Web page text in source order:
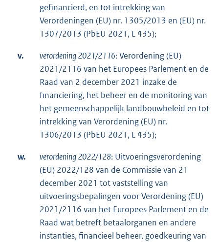
gefinancierd, en tot intrekking van
Verordeningen (EU) nr. 1305/2013 en (EU) nr.
1307/2013 (PbEU 2021, L 435);
v. verordening 2021/2116: Verordening (EU)
2021/2116 van het Europees Parlement en de
Raad van 2 december 2021 inzake de
financiering, het beheer en de monitoring van
het gemeenschappelijk landbouwbeleid en tot
intrekking van Verordening (EU) nr.
1306/2013 (PbEU 2021, L 435);
w. verordening 2022/128: Uitvoeringsverordening
(EU) 2022/128 van de Commissie van 21
december 2021 tot vaststelling van
uitvoeringsbepalingen voor Verordening (EU)
2021/2116 van het Europees Parlement en de
Raad wat betreft betaalorganen en andere
instanties, financieel beheer, goedkeuring van